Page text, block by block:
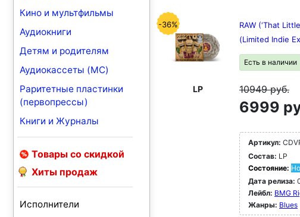
Кино и мультфильмы
Аудиокниги
Детям и родителям
Аудиокассеты (MC)
Раритетные пластинки
(первопрессы)
Книги и Журналы
Товары со скидкой
Хиты продаж
Исполнители
-36%
LP
RAW (‘That
(Limited Indie
Есть в наличии
10949руб.
6999
Артикул:
Состав: LP
Состояние:
Дата релиза:
Лейбл: BMG
Жанры: Blues